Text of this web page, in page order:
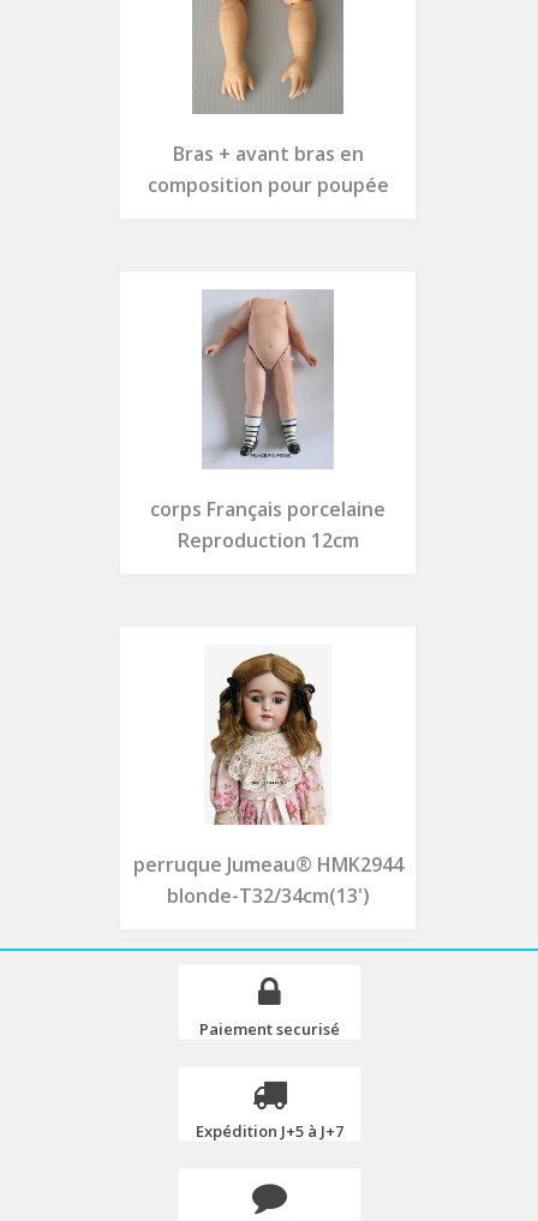
Bras + avant bras en
composition pour poupée
corps Français porcelaine
Reproduction 12cm
perruque Jumeau® HMK2944
blonde-T32/34cm(13')
Paiement securisé
Expédition J+5 à J+7